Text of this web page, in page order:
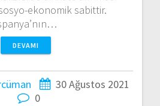
ekonomik sabittir.
DEVAMI
30 Ağustos 2021
0